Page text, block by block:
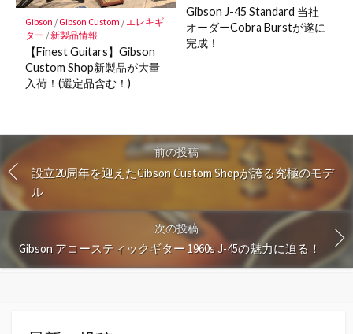
Gibson / Gibson Custom / エレキギ
ター /新製品情報
【Finest Guitars】Gibson
Custom Shop新製品が大量
入荷！(選定品含む！)
Gibson J-45 Standard 当社
オーダーCobra Burstが遂に
完成！
前の投稿
設立20周年を迎えたGibson Custom Shopが誇る究極のモデ
ル
次の投稿
Gibson アコースティックギター 1960s J-45の魅力に迫る！